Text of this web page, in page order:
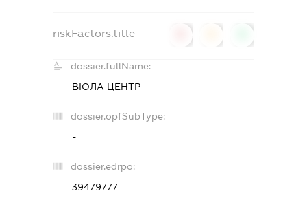
riskFactors.title
dossier.fullName:
ВІОЛА ЦЕНТР
dossier.opfSubType:
-
dossier.edrpo:
39479777